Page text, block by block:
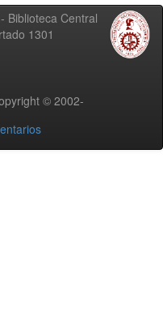
Biblioteca Central
1301
© 2002-